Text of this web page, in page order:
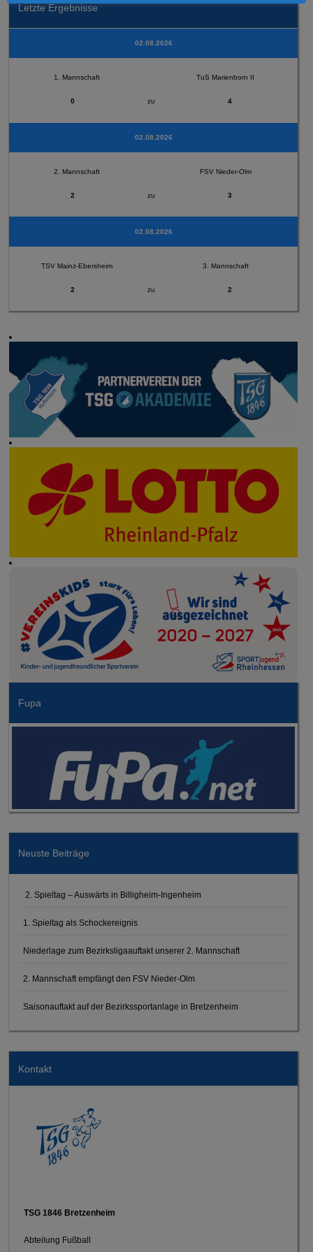
Letzte Ergebnisse
02.08.2026
1. Mannschaft TuS Marienborn II
0 zu 4
02.08.2026
2. Mannschaft FSV Nieder-Olm
2 zu 3
02.08.2026
TSV Mainz-Ebersheim 3. Mannschaft
2 zu 2
Fupa
Neuste Beiträge
2. Spieltag – Auswärts in Billigheim-Ingenheim
1. Spieltag als Schockereignis
Niederlage zum Bezirksligaauftakt unserer 2. Mannschaft
2. Mannschaft empfängt den FSV Nieder-Olm
Saisonauftakt auf der Bezirkssportanlage in Bretzenheim
Kontakt
TSG 1846 Bretzenheim
Abteilung Fußball